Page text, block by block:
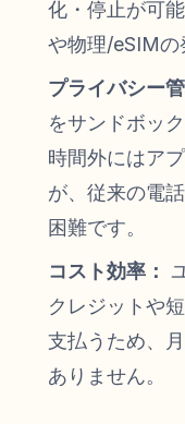
化・停止が可
や物理/eSIMの
プライバシー管
をサンドボッ
時間外にはア
が、従来の電
困難です。
コスト効率：
クレジットや
支払うため、
ありません。